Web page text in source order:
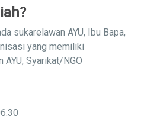
sukarelawan AYU, Ibu Bapa,
yang memiliki
Syarikat/NGO